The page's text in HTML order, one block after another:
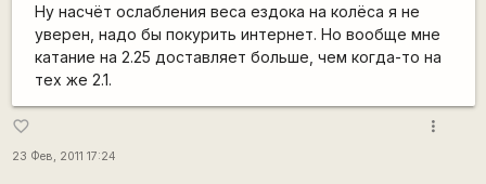
Ну насчёт ослабления веса ездока на колёса я не
уверен, надо бы покурить интернет. Но вообще мне
катание на 2.25 доставляет больше, чем когда-то на
тех же 2.1.
favorite_border
23 Фев, 2011 17:24
more_vert